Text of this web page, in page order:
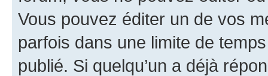
Vous pouvez éditer un de vos
parfois dans une limite de
publié. Si quelqu’un a déjà